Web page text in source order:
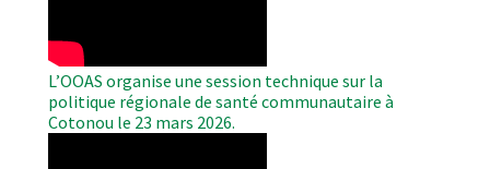
L’OOAS organise une session technique sur la
politique régionale de santé communautaire à
Cotonou le 23 mars 2026.